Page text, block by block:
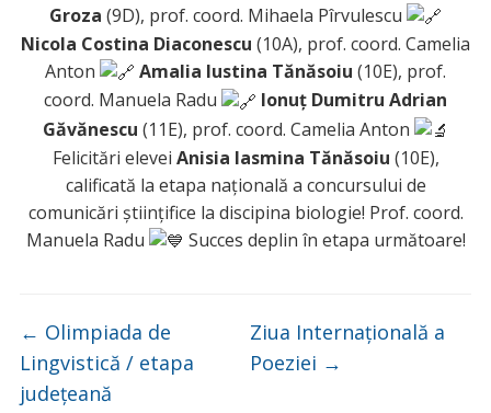
Groza (9D), prof. coord. Mihaela Pîrvulescu
Nicola Costina Diaconescu (10A), prof. coord. Camelia
Anton
Amalia Iustina Tănăsoiu (10E), prof.
coord. Manuela Radu
Ionuț Dumitru Adrian
Găvănescu (11E), prof. coord. Camelia Anton
Felicitări elevei Anisia Iasmina Tănăsoiu (10E),
calificată la etapa națională a concursului de
comunicări științifice la discipina biologie! Prof. coord.
Manuela Radu
Succes deplin în etapa următoare!
← Olimpiada de
Lingvistică / etapa
județeană
Ziua Internațională a
Poeziei →